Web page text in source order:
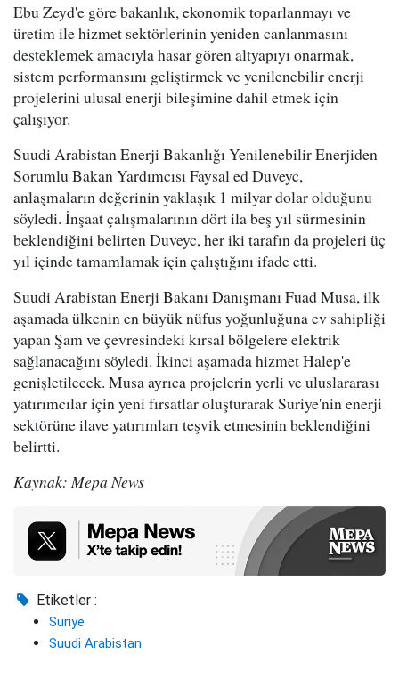
Ebu Zeyd'e göre bakanlık, ekonomik toparlanmayı ve
üretim ile hizmet sektörlerinin yeniden canlanmasını
desteklemek amacıyla hasar gören altyapıyı onarmak,
sistem performansını geliştirmek ve yenilenebilir enerji
projelerini ulusal enerji bileşimine dahil etmek için
çalışıyor.
Suudi Arabistan Enerji Bakanlığı Yenilenebilir Enerjiden
Sorumlu Bakan Yardımcısı Faysal ed Duveyc,
anlaşmaların değerinin yaklaşık 1 milyar dolar olduğunu
söyledi. İnşaat çalışmalarının dört ila beş yıl sürmesinin
beklendiğini belirten Duveyc, her iki tarafın da projeleri üç
yıl içinde tamamlamak için çalıştığını ifade etti.
Suudi Arabistan Enerji Bakanı Danışmanı Fuad Musa, ilk
aşamada ülkenin en büyük nüfus yoğunluğuna ev sahipliği
yapan Şam ve çevresindeki kırsal bölgelere elektrik
sağlanacağını söyledi. İkinci aşamada hizmet Halep'e
genişletilecek. Musa ayrıca projelerin yerli ve uluslararası
yatırımcılar için yeni fırsatlar oluşturarak Suriye'nin enerji
sektörüne ilave yatırımları teşvik etmesinin beklendiğini
belirtti.
Kaynak: Mepa News
Etiketler :
Suriye
Suudi Arabistan